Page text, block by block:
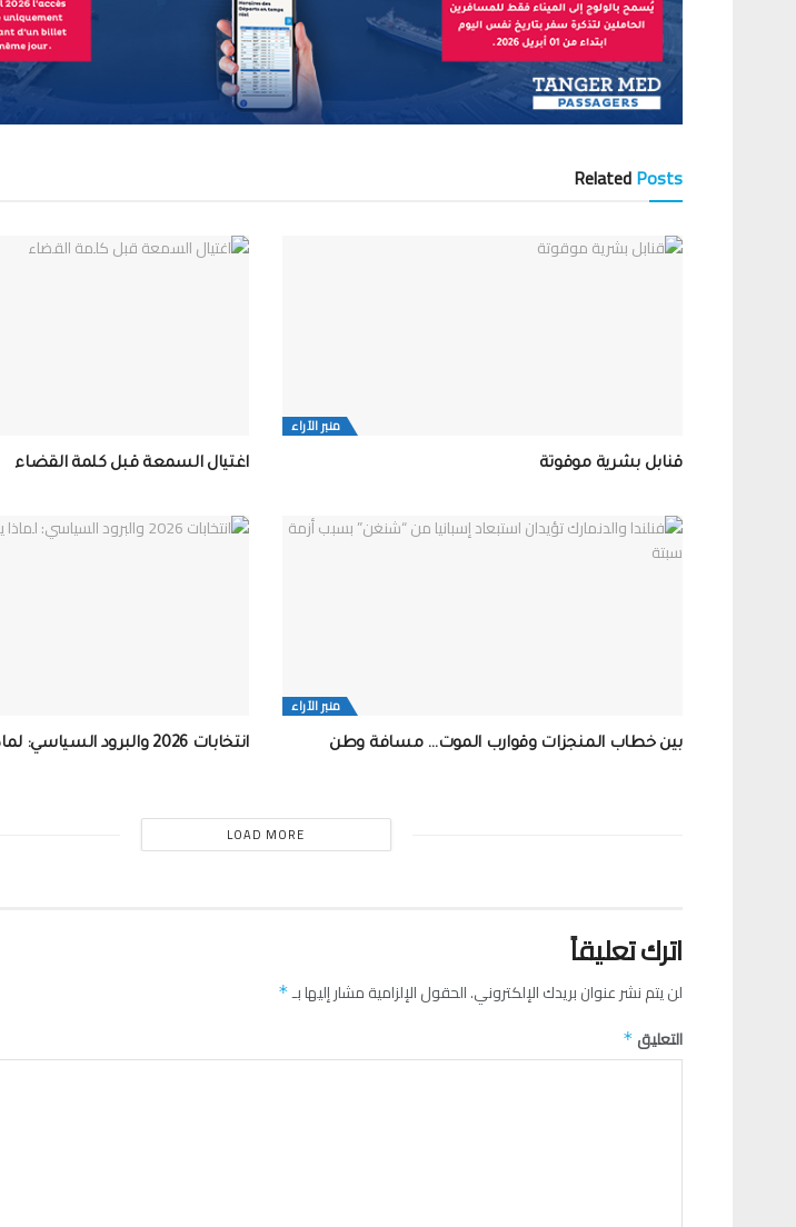
RelatedPosts
منبر الآراء
قنابل بشرية موقوتة اغتيال السمعة قبل كلمة القضاء
منبر الآراء
بين خطاب المنجزات وقوارب الموت… مسافة وطن انتخابات 2026 والبرود السياسي: لماذا يجب أن تشارك؟
LOAD MORE
اترك تعليقاً
لن يتم نشر عنوان بريدك الإلكتروني.الحقول الإلزامية مشار إليها بـ*
التعليق *